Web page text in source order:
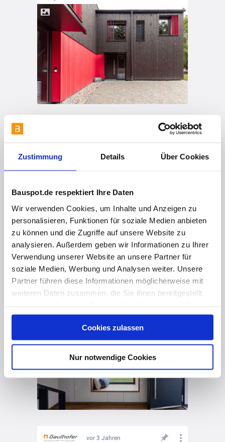
Zustimmung Details Über Cookies
Bauspot.de respektiert Ihre Daten
Wir verwenden Cookies, um Inhalte und Anzeigen zu
personalisieren, Funktionen für soziale Medien anbieten
zu können und die Zugriffe auf unsere Website zu
analysieren. Außerdem geben wir Informationen zu Ihrer
Verwendung unserer Website an unsere Partner für
soziale Medien, Werbung und Analysen weiter. Unsere
Partner führen diese Informationen möglicherweise mit
weiteren Daten zusammen, die Sie ihnen bereitgestellt
gesammelt haben. Hier finden Sie Informationen zum
und unserImpressum.
Cookies zulassen
Nur notwendige Cookies
vor 3 Jahren
vor 3 Jahren